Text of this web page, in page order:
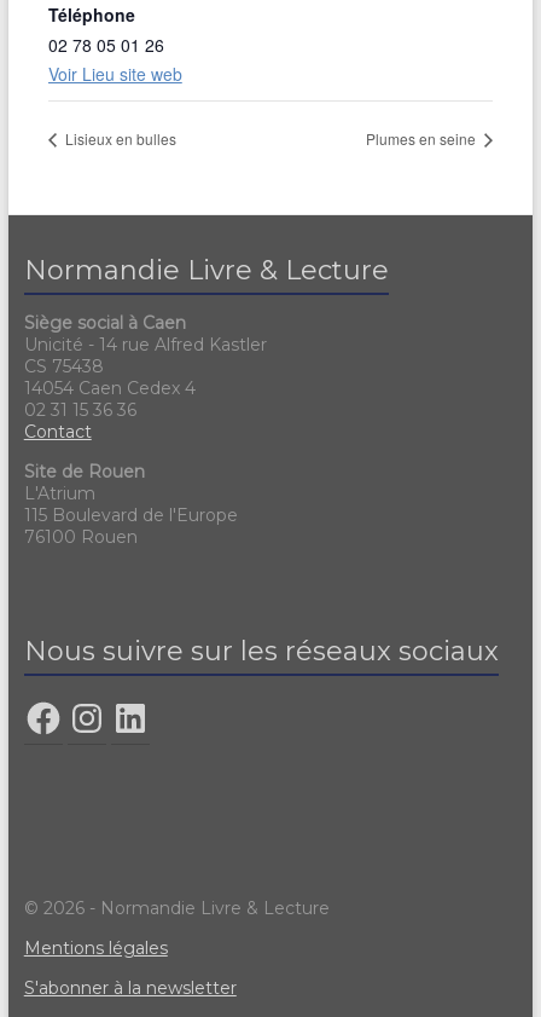
Téléphone
02 78 05 01 26
Voir Lieu site web
Lisieux en bulles Plumes en seine
Normandie Livre & Lecture
Siège social à Caen
Unicité - 14 rue Alfred Kastler
CS 75438
14054 Caen Cedex 4
02 31 15 36 36
Contact
Site de Rouen
L'Atrium
115 Boulevard de l'Europe
76100 Rouen
Nous suivre sur les réseaux sociaux
© 2026 - Normandie Livre & Lecture
Mentions légales
S'abonner à la newsletter